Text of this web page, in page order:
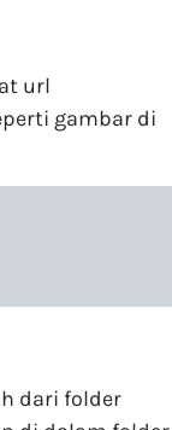
url
gambar di
dari folder